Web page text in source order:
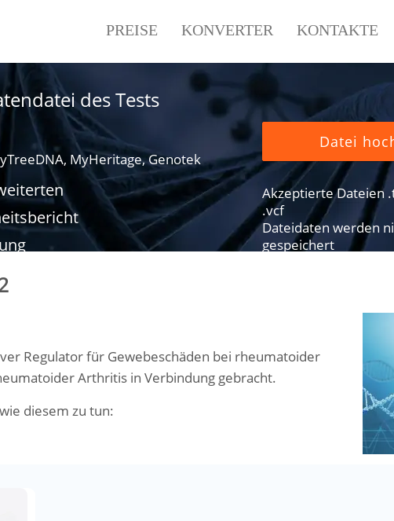
PREISE KONVERTER KONTAKTE
des Tests
MyHeritage, Genotek
Datei
Akzeptierte Dateien
.vcf
Dateidaten werden
gespeichert
Regulator für Gewebeschäden bei rheumatoider
Arthritis in Verbindung gebracht.
diesem zu tun: